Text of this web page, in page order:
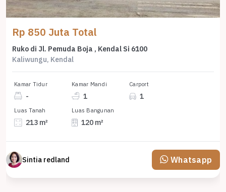
Rp 850 Juta Total
Ruko di Jl. Pemuda Boja , Kendal Si 6100
Kaliwungu, Kendal
Kamar Tidur
-
Kamar Mandi
1
Carport
1
Luas Tanah
213 m²
Luas Bangunan
120 m²
Sintia redland Whatsapp